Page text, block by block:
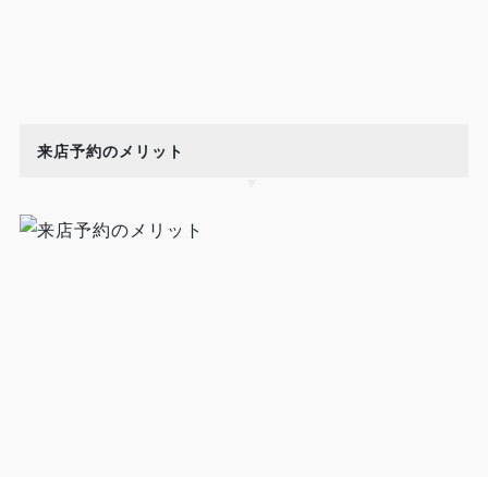
来店予約のメリット